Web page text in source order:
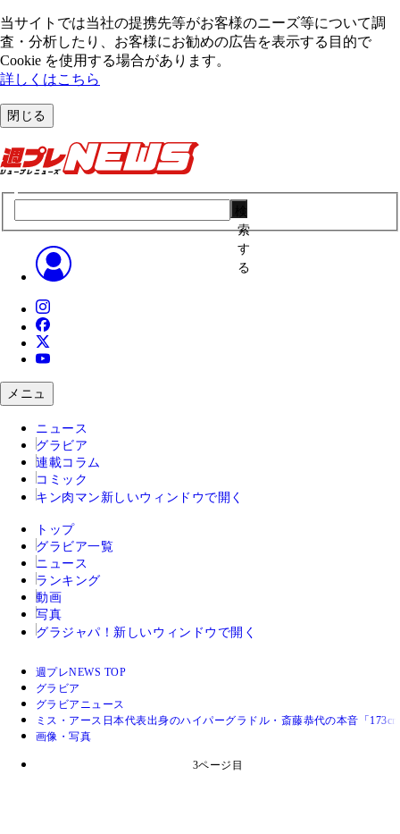
当サイトでは当社の提携先等がお客様のニーズ等について調
査・分析したり、お客様にお勧めの広告を表⽰する⽬的で
Cookie を使⽤する場合があります。
詳しくはこちら
閉じる
索
す
る
メニュ
ニュース
グラビア
連載コラム
コミック
キン肉マン 新しいウィンドウで開く
トップ
グラビア一覧
ニュース
ランキング
動画
写真
グラジャパ！ 新しいウィンドウで開く
週プレNEWS TOP
グラビア
グラビアニュース
ミス・アース日本代表出身のハイパーグラドル・斎藤恭代の本音「
画像・写真
3ページ目